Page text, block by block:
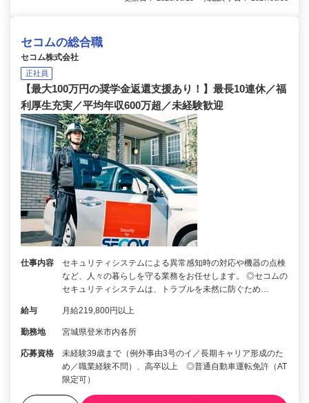
セコムの総合職
セコム株式会社
正社員
【最大100万円の奨学金返還支援あり！】最長10連休／福
利厚生充実／平均年収600万超／未経験歓迎
仕事内容
セキュリティシステムによる異常感知時の対応や機器の点検
など、人々の暮らしを守る業務をお任せします。 ◎セコムの
セキュリティシステムは、トラブルを未然に防ぐため…
給与 月給219,800円以上
勤務地 宮城県登米市内各所
応募資格
未経験39歳まで（例外事由3号のイ／長期キャリア形成のた
め／職業経験不問）、高卒以上 ◎普通自動車運転免許（AT
限定可）